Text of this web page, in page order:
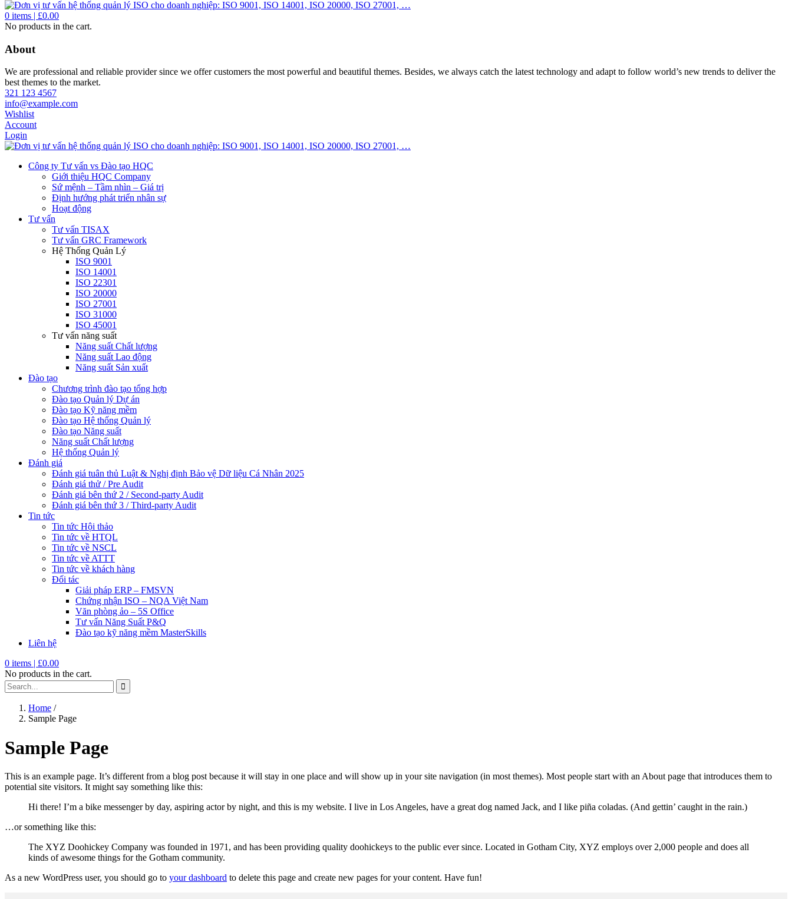
0 items | £0.00
No products in the cart.
About
We are professional and reliable provider since we offer customers the most powerful and beautiful themes. Besides, we always catch the latest technology and adapt to follow world’s new trends to deliver the
best themes to the market.
321 123 4567
info@example.com
Wishlist
Account
Login
Công ty Tư vấn vs Đào tạo HQC
Giới thiệu HQC Company
Sứ mệnh – Tầm nhìn – Giá trị
Định hướng phát triển nhân sự
Hoạt động
Tư vấn
Tư vấn TISAX
Tư vấn GRC Framework
Hệ Thống Quản Lý
ISO 9001
ISO 14001
ISO 22301
ISO 20000
ISO 27001
ISO 31000
ISO 45001
Tư vấn năng suất
Năng suất Chất lượng
Năng suất Lao động
Năng suất Sản xuất
Đào tạo
Chương trình đào tạo tổng hợp
Đào tạo Quản lý Dự án
Đào tạo Kỹ năng mềm
Đào tạo Hệ thống Quản lý
Đào tạo Năng suất
Năng suất Chất lượng
Hệ thống Quản lý
Đánh giá
Đánh giá tuân thủ Luật & Nghị định Bảo vệ Dữ liệu Cá Nhân 2025
Đánh giá thử / Pre Audit
Đánh giá bên thứ 2 / Second-party Audit
Đánh giá bên thứ 3 / Third-party Audit
Tin tức
Tin tức Hội thảo
Tin tức về HTQL
Tin tức về NSCL
Tin tức về ATTT
Tin tức về khách hàng
Đối tác
Giải pháp ERP – FMSVN
Chứng nhận ISO – NQA Việt Nam
Văn phòng ảo – 5S Office
Tư vấn Năng Suất P&Q
Đào tạo kỹ năng mềm MasterSkills
Liên hệ
0 items | £0.00
No products in the cart.
Home /
Sample Page
Sample Page
This is an example page. It’s different from a blog post because it will stay in one place and will show up in your site navigation (in most themes). Most people start with an About page that introduces them to
potential site visitors. It might say something like this:
Hi there! I’m a bike messenger by day, aspiring actor by night, and this is my website. I live in Los Angeles, have a great dog named Jack, and I like piña coladas. (And gettin’ caught in the rain.)
…or something like this:
The XYZ Doohickey Company was founded in 1971, and has been providing quality doohickeys to the public ever since. Located in Gotham City, XYZ employs over 2,000 people and does all
kinds of awesome things for the Gotham community.
As a new WordPress user, you should go to your dashboard to delete this page and create new pages for your content. Have fun!